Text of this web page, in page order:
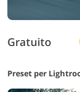
Gratuito